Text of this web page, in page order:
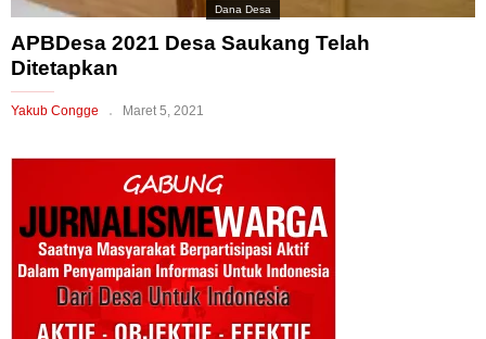
Dana Desa
APBDesa 2021 Desa Saukang Telah
Ditetapkan
Yakub Congge Maret 5, 2021